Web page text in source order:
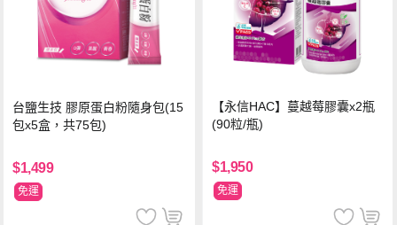
台鹽生技 膠原蛋白粉隨身包(15
包x5盒，共75包)
$1,499
免運
【永信HAC】蔓越莓膠囊x2瓶
(90粒/瓶)
$1,950
免運